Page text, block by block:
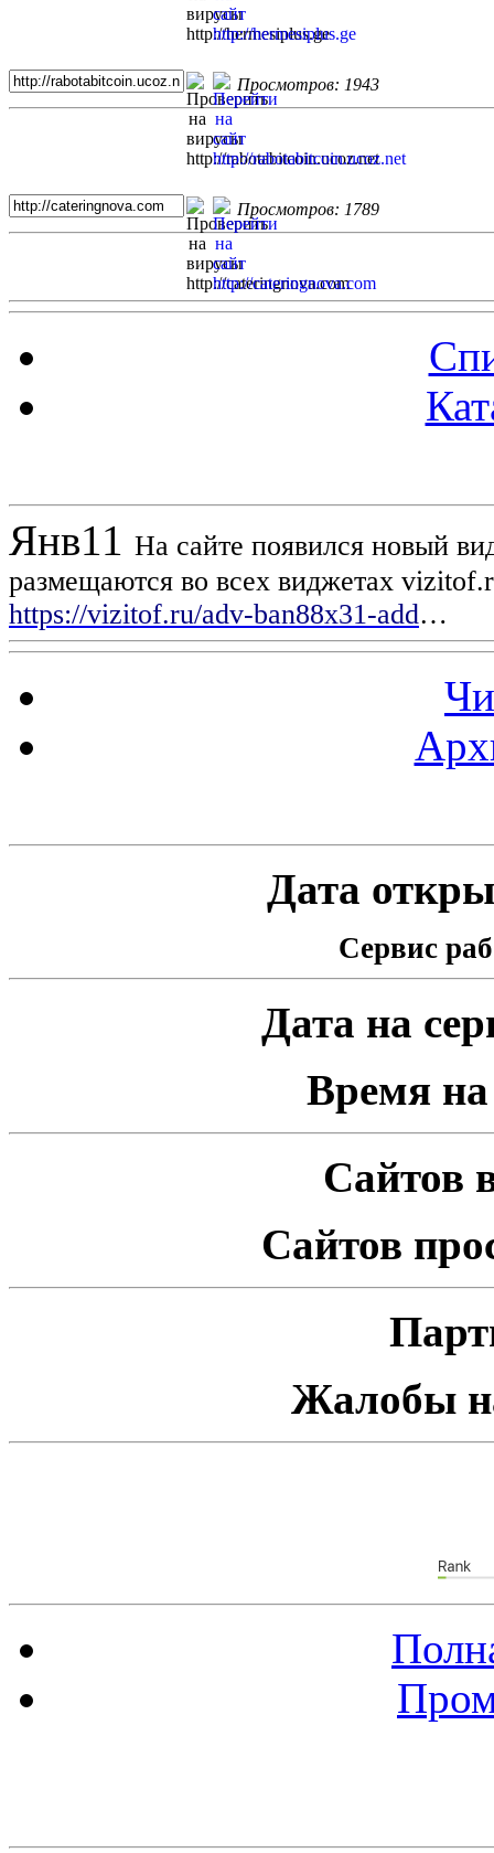
Просмотров: 1943
Просмотров: 1789
Янв11 На сайте появился новый
размещаются во всех виджетах
https://vizitof.ru/adv-ban88x31-add…
Дата
Сервис
Дата на
Время на
Сайтов
Сайтов
Жалобы